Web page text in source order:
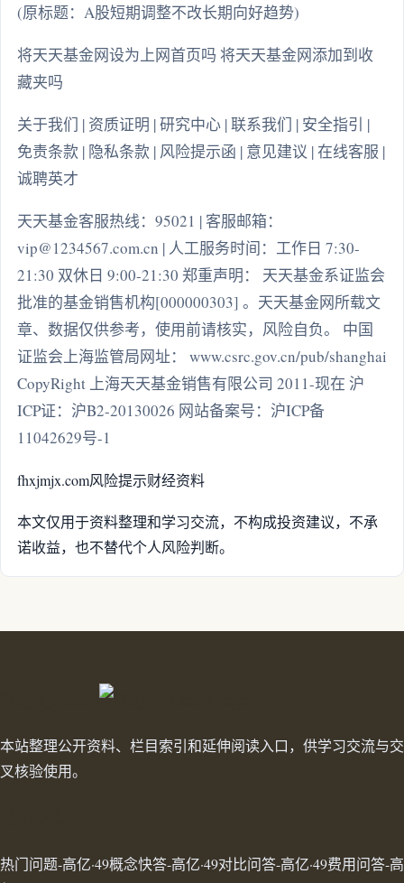
(原标题：A股短期调整不改长期向好趋势)
将天天基金网设为上网首页吗 将天天基金网添加到收
藏夹吗
关于我们 | 资质证明 | 研究中心 | 联系我们 | 安全指引 |
免责条款 | 隐私条款 | 风险提示函 | 意见建议 | 在线客服 |
诚聘英才
天天基金客服热线：95021 | 客服邮箱：
vip@1234567.com.cn | 人工服务时间：工作日 7:30-
21:30 双休日 9:00-21:30 郑重声明： 天天基金系证监会
批准的基金销售机构[000000303] 。天天基金网所载文
章、数据仅供参考，使用前请核实，风险自负。 中国
证监会上海监管局网址： www.csrc.gov.cn/pub/shanghai
CopyRight 上海天天基金销售有限公司 2011-现在 沪
ICP证：沪B2-20130026 网站备案号：沪ICP备
11042629号-1
fhxjmjx.com风险提示财经资料
本文仅用于资料整理和学习交流，不构成投资建议，不承
诺收益，也不替代个人风险判断。
本站整理公开资料、栏目索引和延伸阅读入口，供学习交流与交
叉核验使用。
热门问题-高亿·49概念快答-高亿·49对比问答-高亿·49费用问答-高